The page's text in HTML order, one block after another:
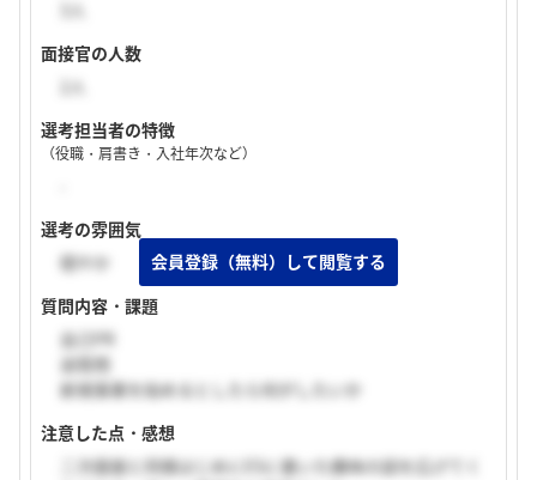
面接官の人数
選考担当者の特徴
（役職・肩書き・入社年次など）
選考の雰囲気
穏やか
質問内容・課題
自己PR
逆質問
新規事業を始めるとしたら何がしたいか
注意した点・感想
二次面接と同様はじめにESに書いた趣味の話を広げてく